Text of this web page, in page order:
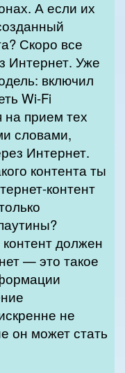
А если их
Скоро все
Интернет. Уже
включил
Wi-Fi
на прием тех
словами,
Интернет.
контента ты
контент
должен
— это такое
не
он может стать